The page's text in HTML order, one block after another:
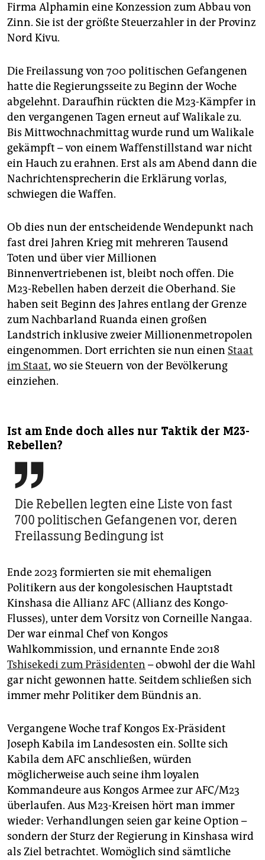
Firma Alphamin eine Konzession zum Abbau von
Zinn. Sie ist der größte Steuerzahler in der Provinz
Nord Kivu.
Die Freilassung von 700 politischen Gefangenen
hatte die Regierungsseite zu Beginn der Woche
abgelehnt. Daraufhin rückten die M23-Kämpfer in
den vergangenen Tagen erneut auf Walikale zu.
Bis Mittwochnachmittag wurde rund um Walikale
gekämpft – von einem Waffenstillstand war nicht
ein Hauch zu erahnen. Erst als am Abend dann die
Nachrichtensprecherin die Erklärung vorlas,
schwiegen die Waffen.
Ob dies nun der entscheidende Wendepunkt nach
fast drei Jahren Krieg mit mehreren Tausend
Toten und über vier Millionen
Binnenvertriebenen ist, bleibt noch offen. Die
M23-Rebellen haben derzeit die Oberhand. Sie
haben seit Beginn des Jahres entlang der Grenze
zum Nachbarland Ruanda einen großen
Landstrich inklusive zweier Millionenmetropolen
eingenommen. Dort errichten sie nun einen Staat
im Staat, wo sie Steuern von der Bevölkerung
einziehen.
Ist am Ende doch alles nur Taktik der M23-
Rebellen?

Die Rebellen legten eine Liste von fast
700 politischen Gefangenen vor, deren
Freilassung Bedingung ist
Ende 2023 formierten sie mit ehemaligen
Politikern aus der kongolesischen Hauptstadt
Kinshasa die Allianz AFC (Allianz des Kongo-
Flusses), unter dem Vorsitz von Corneille Nangaa.
Der war einmal Chef von Kongos
Wahlkommission, und ernannte Ende 2018
Tshisekedi zum Präsidenten – obwohl der die Wahl
gar nicht gewonnen hatte. Seitdem schließen sich
immer mehr Politiker dem Bündnis an.
Vergangene Woche traf Kongos Ex-Präsident
Joseph Kabila im Landesosten ein. Sollte sich
Kabila dem AFC anschließen, würden
möglicherweise auch seine ihm loyalen
Kommandeure aus Kongos Armee zur AFC/M23
überlaufen. Aus M23-Kreisen hört man immer
wieder: Verhandlungen seien gar keine Option –
sondern der Sturz der Regierung in Kinshasa wird
als Ziel betrachtet. Womöglich sind sämtliche